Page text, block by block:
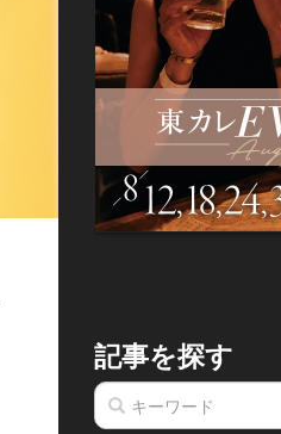
記事を探す